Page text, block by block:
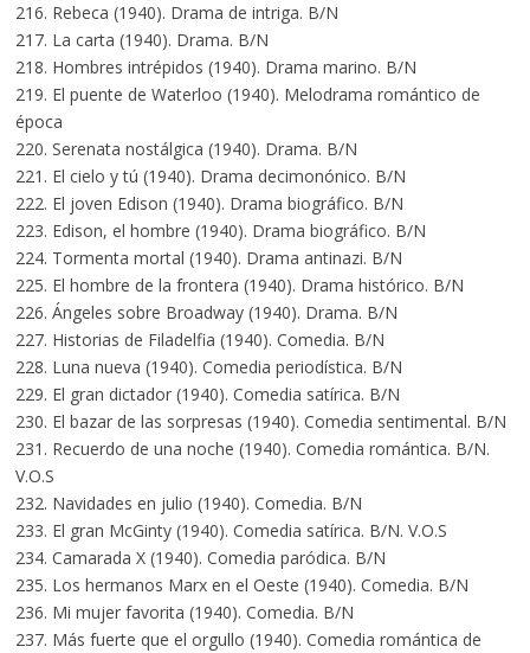
216. Rebeca (1940). Drama de intriga. B/N
217. La carta (1940). Drama. B/N
218. Hombres intrépidos (1940). Drama marino. B/N
219. El puente de Waterloo (1940). Melodrama romántico de
época
220. Serenata nostálgica (1940). Drama. B/N
221. El cielo y tú (1940). Drama decimonónico. B/N
222. El joven Edison (1940). Drama biográfico. B/N
223. Edison, el hombre (1940). Drama biográfico. B/N
224. Tormenta mortal (1940). Drama antinazi. B/N
225. El hombre de la frontera (1940). Drama histórico. B/N
226. Ángeles sobre Broadway (1940). Drama. B/N
227. Historias de Filadelfia (1940). Comedia. B/N
228. Luna nueva (1940). Comedia periodística. B/N
229. El gran dictador (1940). Comedia satírica. B/N
230. El bazar de las sorpresas (1940). Comedia sentimental. B/N
231. Recuerdo de una noche (1940). Comedia romántica. B/N.
V.O.S
232. Navidades en julio (1940). Comedia. B/N
233. El gran McGinty (1940). Comedia satírica. B/N. V.O.S
234. Camarada X (1940). Comedia paródica. B/N
235. Los hermanos Marx en el Oeste (1940). Comedia. B/N
236. Mi mujer favorita (1940). Comedia. B/N
237. Más fuerte que el orgullo (1940). Comedia romántica de